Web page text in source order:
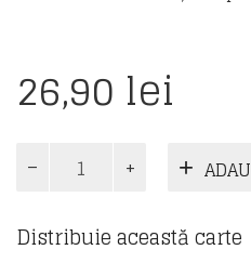
26,90 lei
Cantitate
Portofoliul
de
matematică.
Distribuie această carte